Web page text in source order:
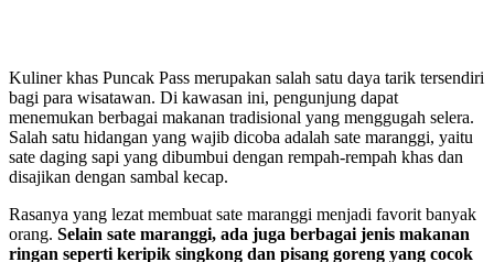
Kuliner khas Puncak Pass merupakan salah satu daya tarik tersendiri
bagi para wisatawan. Di kawasan ini, pengunjung dapat
menemukan berbagai makanan tradisional yang menggugah selera.
Salah satu hidangan yang wajib dicoba adalah sate maranggi, yaitu
sate daging sapi yang dibumbui dengan rempah-rempah khas dan
disajikan dengan sambal kecap.
Rasanya yang lezat membuat sate maranggi menjadi favorit banyak
orang. Selain sate maranggi, ada juga berbagai jenis makanan
ringan seperti keripik singkong dan pisang goreng yang cocok